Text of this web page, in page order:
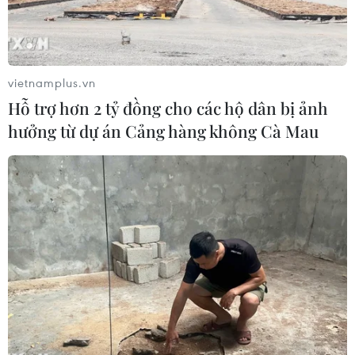
Việt Nam cần tăng các khoản tài trợ từ ngân sách bằng cách
nâng cao nguồn thu bổ sung thông qua thuế carbon hoặc đi
vay từ các thị trường trong, ngoài nước đảm bảo ở giới hạn
cần thiết. (Ảnh: Vietnam+)
Việt Nam có thể huy động tài chính công ở trong
nước và dịch chuyển một phần tiết kiệm của
khu vực tư nhân trong nước cho chương trình
vietnamplus.vn
Hỗ trợ hơn 2 tỷ đồng cho các hộ dân bị ảnh
hưởng từ dự án Cảng hàng không Cà Mau